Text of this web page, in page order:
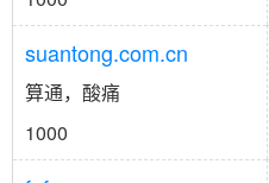
suantong.com.cn
算通，酸痛
1000